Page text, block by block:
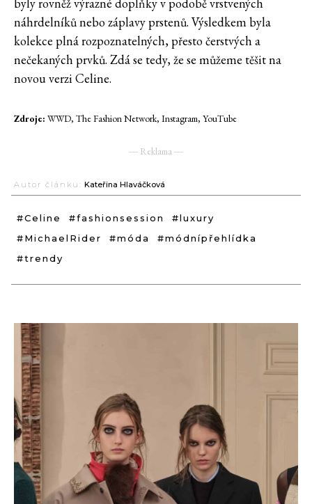
náhrdelníků nebo záplavy prstenů. Výsledkem byla
kolekce plná rozpoznatelných, přesto čerstvých a
nečekaných prvků. Zdá se tedy, že se můžeme těšit na
novou verzi Celine.
Zdroje: WWD, The Fashion Network, Instagram, YouTube
― Reklama ―
Autor článku: Kateřina Hlaváčková
#Celine #fashionsession
#luxury
#MichaelRider
#móda
#módnípřehlídka
#trendy